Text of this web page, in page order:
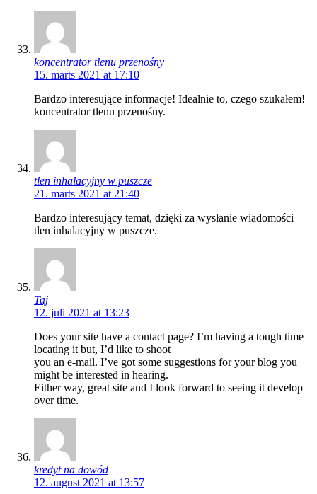
koncentrator tlenu przenośny
15. marts 2021 at 17:10
Bardzo interesujące informacje! Idealnie to, czego szukałem!
koncentrator tlenu przenośny.
tlen inhalacyjny w puszcze
21. marts 2021 at 21:40
Bardzo interesujący temat, dzięki za wysłanie wiadomości
tlen inhalacyjny w puszcze.
Taj
12. juli 2021 at 13:23
Does your site have a contact page? I’m having a tough time
locating it but, I’d like to shoot
you an e-mail. I’ve got some suggestions for your blog you
might be interested in hearing.
Either way, great site and I look forward to seeing it develop
over time.
kredyt na dowód
12. august 2021 at 13:57